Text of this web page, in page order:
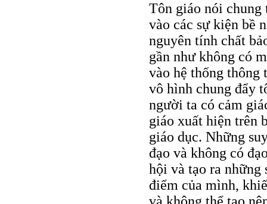
Tôn giáo nói chung
vào các sự kiện bề
nguyên tính chất
gần như không có
vào hệ thống thông
vô hình chung đẩy
người ta có cảm
giáo xuất hiện trên
giáo dục. Những
đạo và không có
hội và tạo ra
điểm của mình,